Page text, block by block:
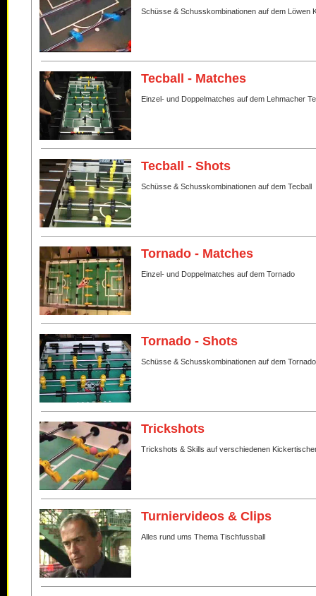
Schüsse & Schusskombinationen auf dem Löwen
Tecball - Matches
Einzel- und Doppelmatches auf dem Lehmacher
Tecball - Shots
Schüsse & Schusskombinationen auf dem Tecball
Tornado - Matches
Einzel- und Doppelmatches auf dem Tornado
Tornado - Shots
Schüsse & Schusskombinationen auf dem
Trickshots
Trickshots & Skills auf verschiedenen
Turniervideos & Clips
Alles rund ums Thema Tischfussball